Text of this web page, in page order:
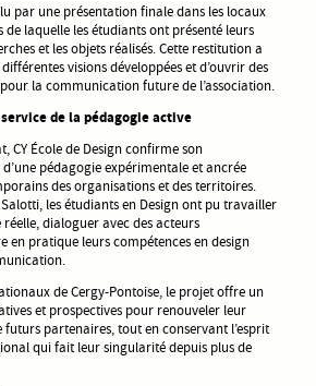
par une présentation finale dans les locaux
laquelle les étudiants ont présenté leurs
et les objets réalisés. Cette restitution a
visions développées et d’ouvrir des
la communication future de l’association.
de la pédagogie active
CY École de Design confirme son
pédagogie expérimentale et ancrée
des organisations et des territoires.
les étudiants en Design ont pu travailler
dialoguer avec des acteurs
en pratique leurs compétences en design
de Cergy-Pontoise, le projet offre un
et prospectives pour renouveler leur
partenaires, tout en conservant l’esprit
qui fait leur singularité depuis plus de